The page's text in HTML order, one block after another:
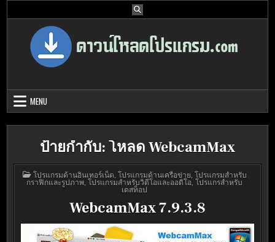
โปรแกรมฟรี
MENU
ป้ายกำกับ:โหลด WebcamMax
POSTED
IN
โปรแกรมด้านอินเทอร์เน็ต โปรแกรมด้านเครือข่าย โปรแกรมสำหรับ
กราฟิกและรูปภาพ,โปรแกรมสำหรับวิดีโอและออดิโอ, โปรแกรสำหรับ
เดสท็อป
WebcamMax 7.9.3.8